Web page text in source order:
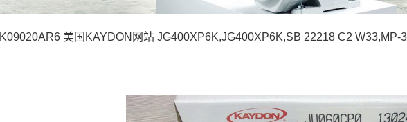
K09020AR6 美国KAYDON网站 JG400XP6K,JG400XP6K,SB 22218 C2 W33,MP-